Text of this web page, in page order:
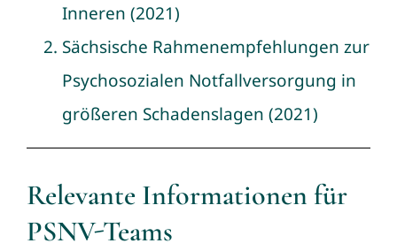
Inneren (2021)
Sächsische Rahmenempfehlungen zur
Psychosozialen Notfallversorgung in
größeren Schadenslagen (2021)
Relevante Informationen für
PSNV-Teams